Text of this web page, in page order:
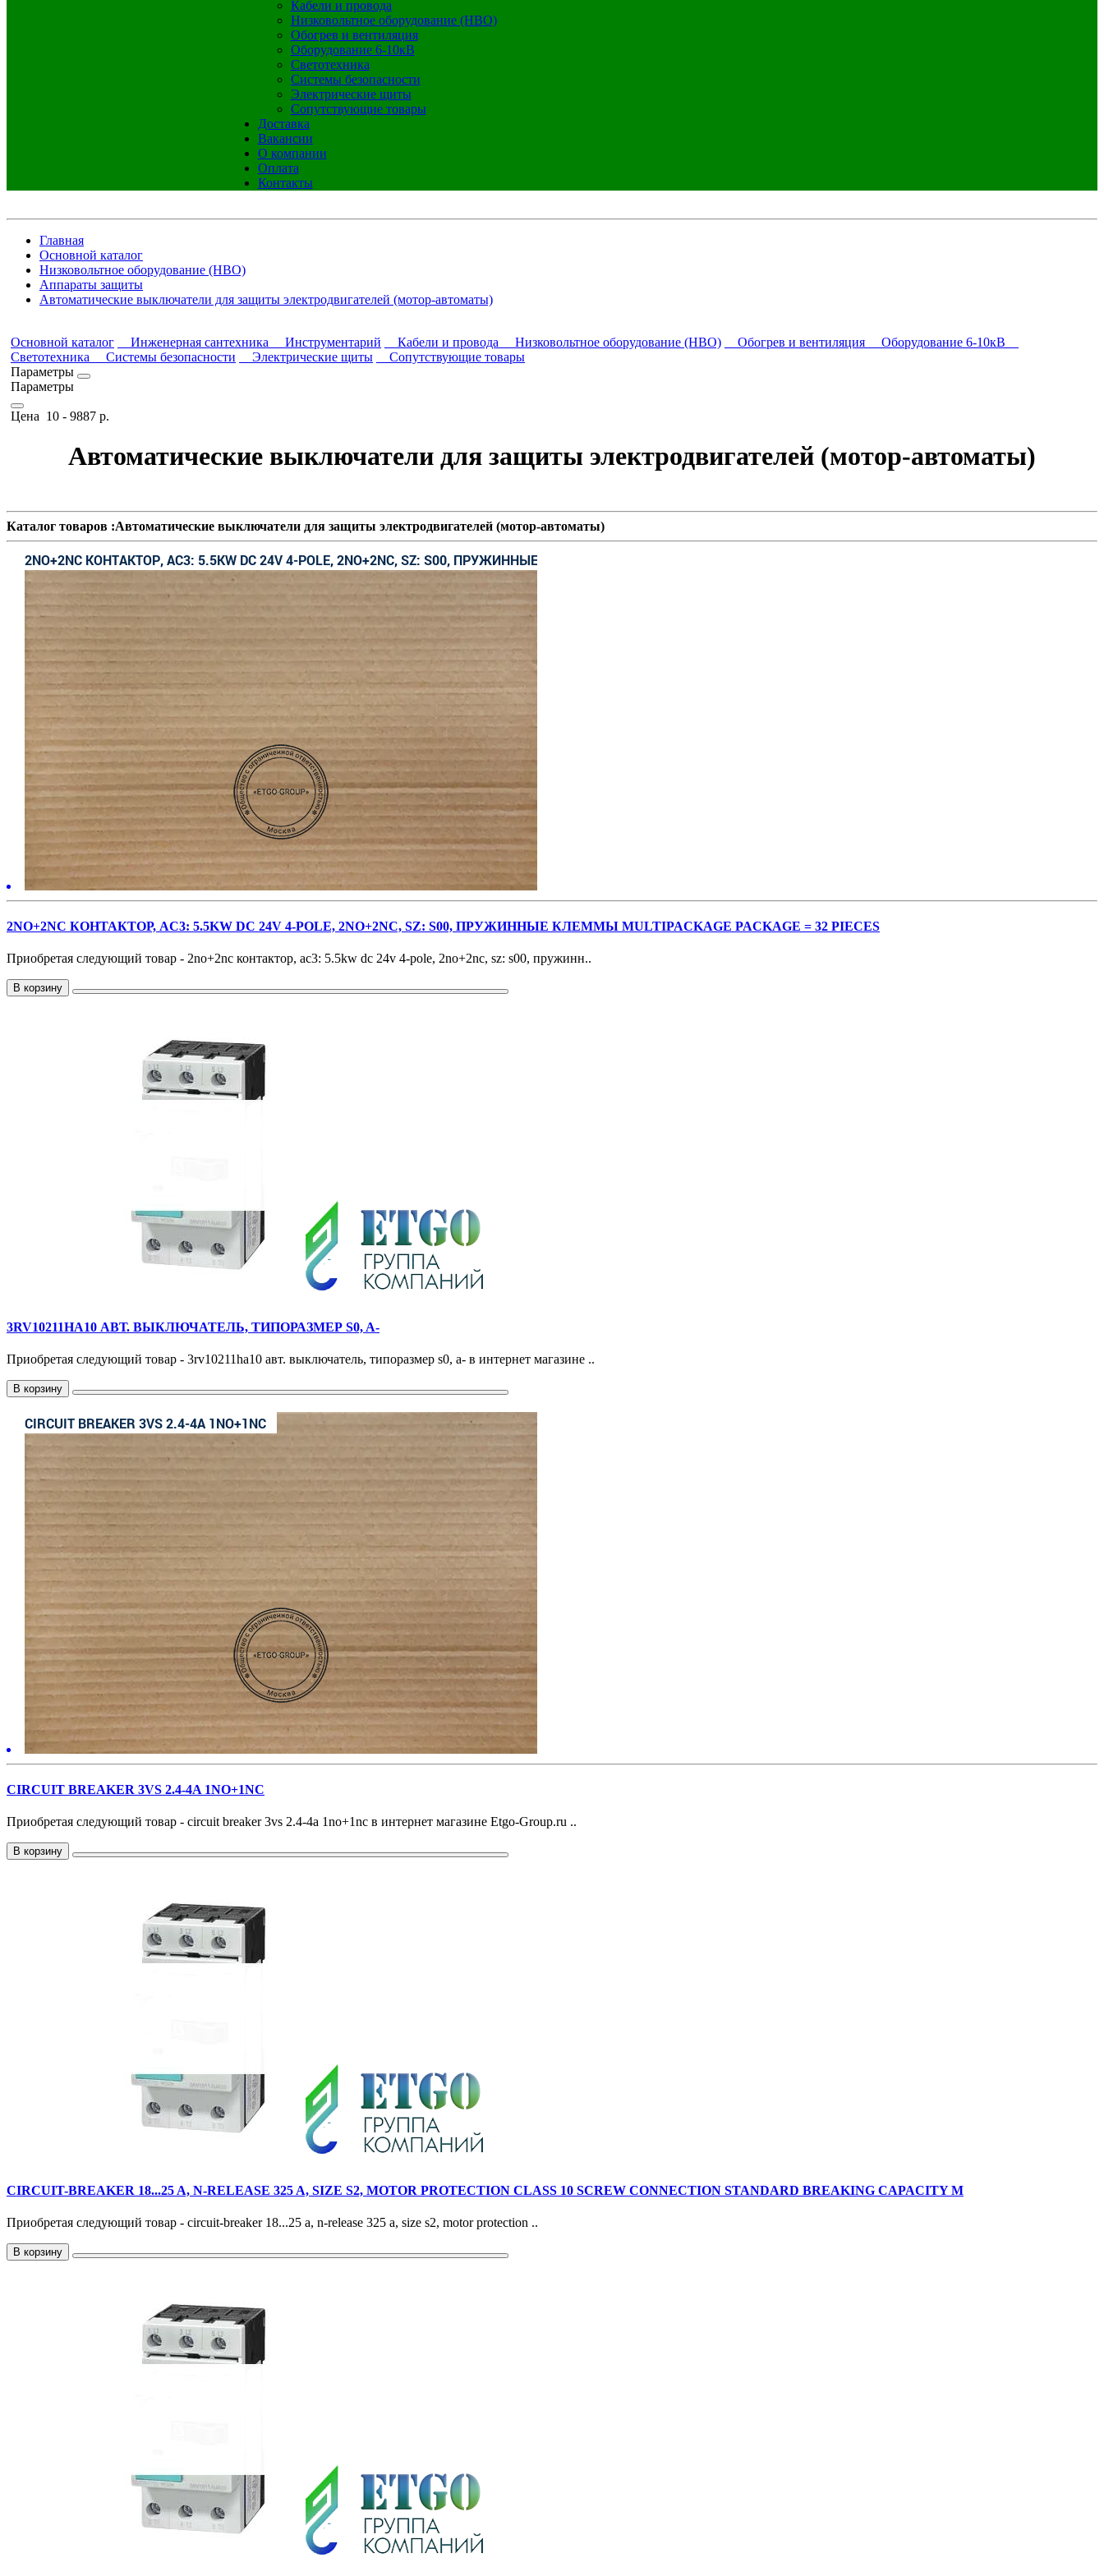
Кабели и провода
Низковольтное оборудование (НВО)
Обогрев и вентиляция
Оборудование 6-10кВ
Светотехника
Системы безопасности
Электрические щиты
Сопутствующие товары
Доставка
Вакансии
О компании
Оплата
Контакты
Главная
Основной каталог
Низковольтное оборудование (НВО)
Аппараты защиты
Автоматические выключатели для защиты электродвигателей (мотор-автоматы)
Основной каталог Инженерная сантехника Инструментарий Кабели и провода Низковольтное оборудование (НВО) Обогрев и вентиляция
Оборудование 6-10кВ
Светотехника
Системы безопасности Электрические щиты
Сопутствующие товары
Параметры
Параметры
Цена 10 - 9887 р.
Автоматические выключатели для защиты электродвигателей (мотор-автоматы)
Каталог товаров :Автоматические выключатели для защиты электродвигателей (мотор-автоматы)
2NO+2NC КОНТАКТОР, AC3: 5.5KW DC 24V 4-POLE, 2NO+2NC, SZ: S00, ПРУЖИННЫЕ КЛЕММЫ MULTIPACKAGE PACKAGE = 32 PIECES
Приобретая следующий товар - 2no+2nc контактор, ac3: 5.5kw dc 24v 4-pole, 2no+2nc, sz: s00, пружинн..
В корзину
3RV10211HA10 АВТ. ВЫКЛЮЧАТЕЛЬ, ТИПОРАЗМЕР S0, A-
Приобретая следующий товар - 3rv10211ha10 авт. выключатель, типоразмер s0, a- в интернет магазине ..
В корзину
CIRCUIT BREAKER 3VS 2.4-4A 1NO+1NC
Приобретая следующий товар - circuit breaker 3vs 2.4-4a 1no+1nc в интернет магазине Etgo-Group.ru ..
В корзину
CIRCUIT-BREAKER 18...25 A, N-RELEASE 325 A, SIZE S2, MOTOR PROTECTION CLASS 10 SCREW CONNECTION STANDARD BREAKING CAPACITY M
Приобретая следующий товар - circuit-breaker 18...25 a, n-release 325 a, size s2, motor protection ..
В корзину